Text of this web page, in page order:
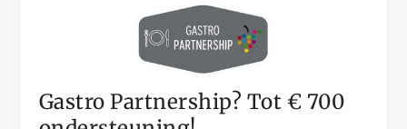
Gastro Partnership? Tot € 700